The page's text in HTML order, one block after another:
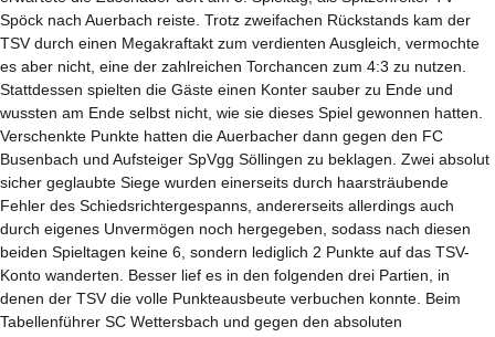
Spöck nach Auerbach reiste. Trotz zweifachen Rückstands kam der
TSV durch einen Megakraftakt zum verdienten Ausgleich, vermochte
es aber nicht, eine der zahlreichen Torchancen zum 4:3 zu nutzen.
Stattdessen spielten die Gäste einen Konter sauber zu Ende und
wussten am Ende selbst nicht, wie sie dieses Spiel gewonnen hatten.
Verschenkte Punkte hatten die Auerbacher dann gegen den FC
Busenbach und Aufsteiger SpVgg Söllingen zu beklagen. Zwei absolut
sicher geglaubte Siege wurden einerseits durch haarsträubende
Fehler des Schiedsrichtergespanns, andererseits allerdings auch
durch eigenes Unvermögen noch hergegeben, sodass nach diesen
beiden Spieltagen keine 6, sondern lediglich 2 Punkte auf das TSV-
Konto wanderten. Besser lief es in den folgenden drei Partien, in
denen der TSV die volle Punkteausbeute verbuchen konnte. Beim
Tabellenführer SC Wettersbach und gegen den absoluten